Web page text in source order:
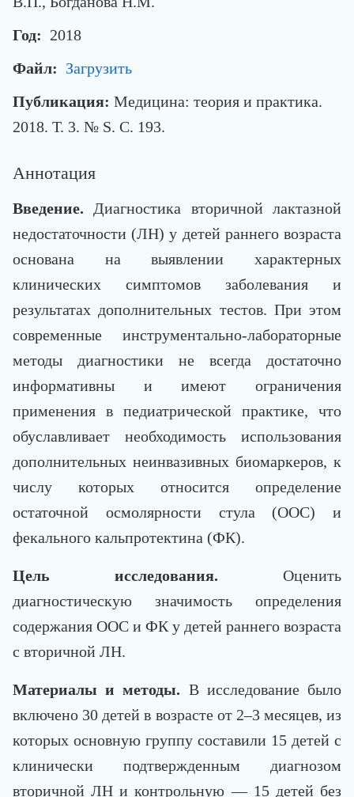
Год: 2018
Файл: Загрузить
Публикация: Медицина: теория и практика.
2018. Т. 3. № S. С. 193.
Аннотация
Введение. Диагностика вторичной лактазной
недостаточности (ЛН) у детей раннего возраста
основана на выявлении характерных
клинических симптомов заболевания и
результатах дополнительных тестов. При этом
современные инструментально-лабораторные
методы диагностики не всегда достаточно
информативны и имеют ограничения
применения в педиатрической практике, что
обуславливает необходимость использования
дополнительных неинвазивных биомаркеров, к
числу которых относится определение
остаточной осмолярности стула (OOC) и
фекального кальпротектина (ФК).
Цель исследования. Оценить
диагностическую значимость определения
содержания ООС и ФК у детей раннего возраста
с вторичной ЛН.
Материалы и методы. В исследование было
включено 30 детей в возрасте от 2–3 месяцев, из
которых основную группу составили 15 детей с
клинически подтвержденным диагнозом
вторичной ЛН и контрольную — 15 детей без